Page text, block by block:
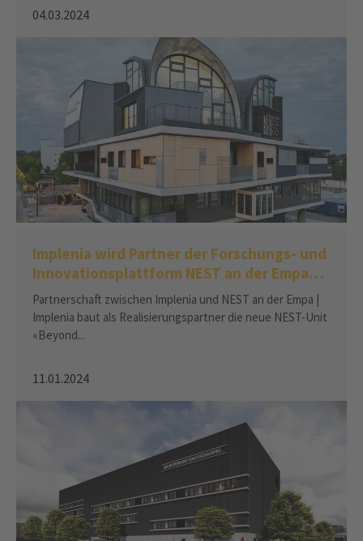
04.03.2024
Implenia wird Partner der Forschungs- und
Innovationsplattform NEST an der Empa
und realisiert die neue Unit «Beyond Zero»
Partnerschaft zwischen Implenia und NEST an der Empa |
Implenia baut als Realisierungspartner die neue NEST-Unit
«Beyond...
11.01.2024